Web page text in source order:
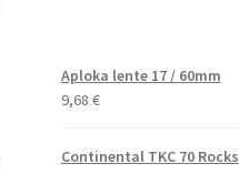
Aploka lente 17 / 60mm
9,68 €
Continental TKC 70 Rocks